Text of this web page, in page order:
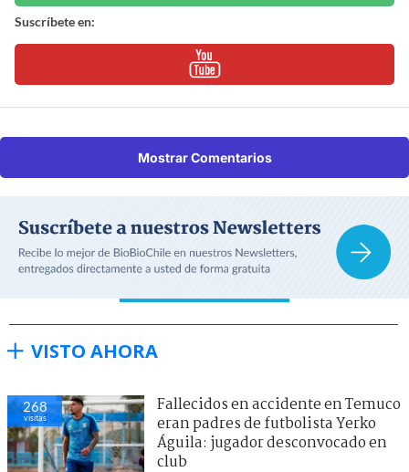
Suscríbete en:
Mostrar Comentarios
VISTO AHORA
268
visitas
Fallecidos en accidente en Temuco
eran padres de futbolista Yerko
Águila: jugador desconvocado en
club